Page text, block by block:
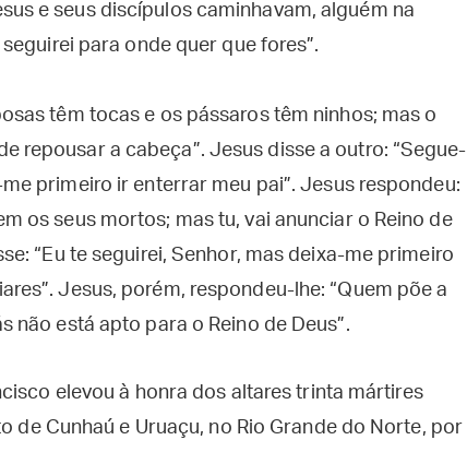
e seus discípulos caminhavam, alguém na
para onde quer que fores”.
têm tocas e os pássaros têm ninhos; mas o
repousar a cabeça”. Jesus disse a outro: “Segue-
me primeiro ir enterrar meu pai”. Jesus respondeu:
os seus mortos; mas tu, vai anunciar o Reino de
“Eu te seguirei, Senhor, mas deixa-me primeiro
Jesus, porém, respondeu-lhe: “Quem põe a
não está apto para o Reino de Deus”.
elevou à honra dos altares trinta mártires
de Cunhaú e Uruaçu, no Rio Grande do Norte, por